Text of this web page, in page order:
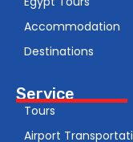
Accommodation
Destinations
Service
Tours
Airport